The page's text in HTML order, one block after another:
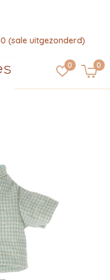
0 0
(sale uitgezonderd)